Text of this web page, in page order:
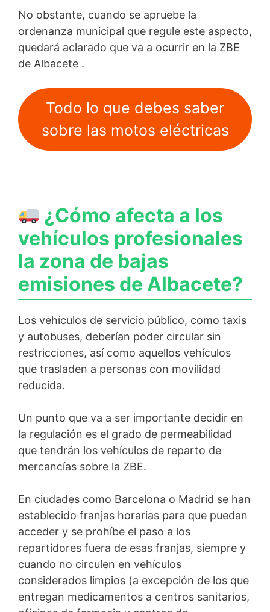
No obstante, cuando se apruebe la
ordenanza municipal que regule este aspecto,
quedará aclarado que va a ocurrir en la ZBE
de Albacete .
Todo lo que debes saber
sobre las motos eléctricas
¿Cómo afecta a los
vehículos profesionales
la zona de bajas
emisiones de Albacete?
Los vehículos de servicio público, como taxis
y autobuses, deberían poder circular sin
restricciones, así como aquellos vehículos
que trasladen a personas con movilidad
reducida.
Un punto que va a ser importante decidir en
la regulación es el grado de permeabilidad
que tendrán los vehículos de reparto de
mercancías sobre la ZBE.
En ciudades como Barcelona o Madrid se han
establecido franjas horarias para que puedan
acceder y se prohíbe el paso a los
repartidores fuera de esas franjas, siempre y
cuando no circulen en vehículos
considerados limpios (a excepción de los que
entregan medicamentos a centros sanitarios,